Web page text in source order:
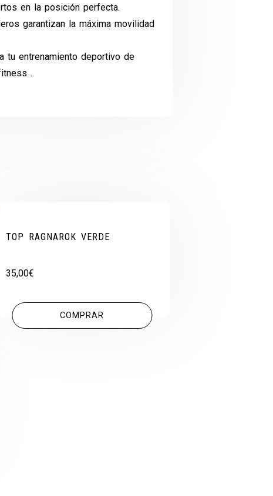
en la posición perfecta.
garantizan la máxima movilidad
tu entrenamiento deportivo de
..
TOP RAGNAROK VERDE
35,00€
COMPRAR